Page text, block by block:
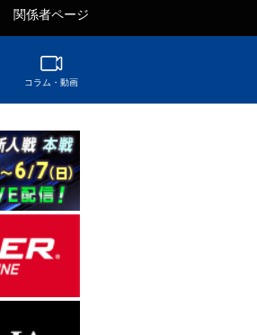
関係者ページ
コラム・動画